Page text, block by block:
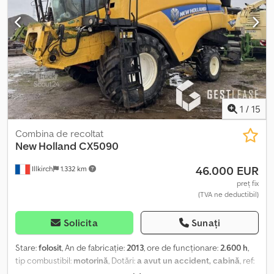
orice tip de utilaje profesionale, evaluarea fiind rapidă și plata
imediată. Vă așteptăm cu plăcere în noile noastre birouri situate
pe strada Route d’Eschau nr. 17, 67400 ILLKIRCH-GRAFFENSTADEN
Dispunem de un parc cu o suprafață de peste 100.000 m² la sud
de Strasbourg și un atelier complet echipat, având peste 350 de
echipamente în stoc, inclusiv utilaje de construcții, manipulare,
agricole, vehicule grele, autoturisme și autoutilitare, cu stocuri
reînnoite lunar. Codpfxetvbbds Afnjha *Descrierea este oferită cu
rezervă pentru eventuale erori. Putere: 185 CP (DIN) Număr
tracțiune: 4x4 Tip transmisie: Powershift Putere: 136 kW
1 / 15
Illkirch 1.332 km
Combina de recoltat
New Holland CX5090
46.000 EUR
preț fix
(TVA ne deductibil)
Solicita Sunați
Stare:folosit, An de fabricație:2013, ore de funcționare:2.600 h,
tip combustibil: motorină, Dotări:a avut un accident, cabină, ref: